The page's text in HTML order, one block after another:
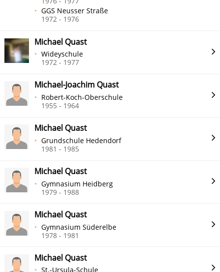
GGS Neusser Straße
1972 - 1976
Michael Quast
Wideyschule
1972 - 1977
Michael-Joachim Quast
Robert-Koch-Oberschule
1955 - 1964
Michael Quast
Grundschule Hedendorf
1981 - 1985
Michael Quast
Gymnasium Heidberg
1979 - 1988
Michael Quast
Gymnasium Süderelbe
1978 - 1981
Michael Quast
St.-Ursula-Schule